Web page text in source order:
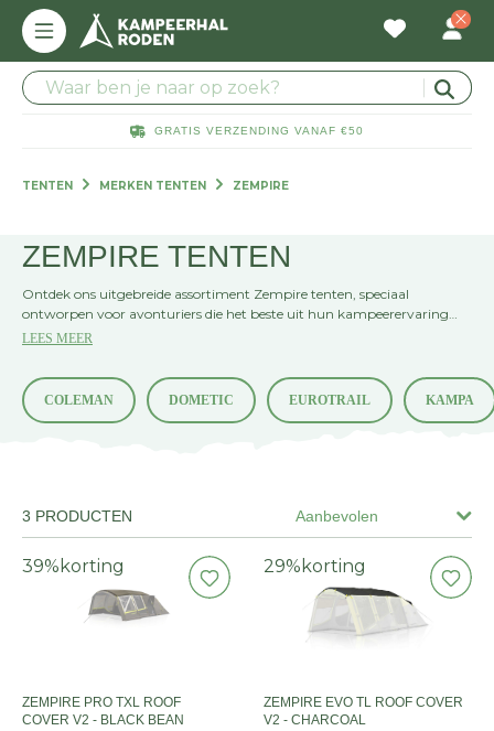
GRATIS VERZENDING VANAF €50
TENTEN MERKEN TENTEN ZEMPIRE
ZEMPIRE TENTEN
Ontdek ons uitgebreide assortiment Zempire tenten, speciaal
ontworpen voor avonturiers die het beste uit hun kampeerervaring
willen halen. Of je nu gaat kamperen met het gezin, vrienden, of solo
onvergetelijk outdoor avontuur. Laat ons je helpen de perfecte tent te
vinden voor jouw volgende avontuur.
LEES MEER
COLEMAN DOMETIC EUROTRAIL KAMPA
Aanbevolen
3 PRODUCTEN
39% korting
ZEMPIRE PRO TXL ROOF
COVER V2 - BLACK BEAN
29% korting
ZEMPIRE EVO TL ROOF COVER
V2 - CHARCOAL